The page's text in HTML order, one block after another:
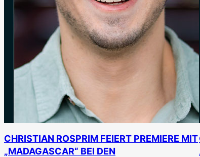
CHRISTIAN ROSPRIM FEIERT PREMIERE MIT
„MADAGASCAR“ BEI DEN